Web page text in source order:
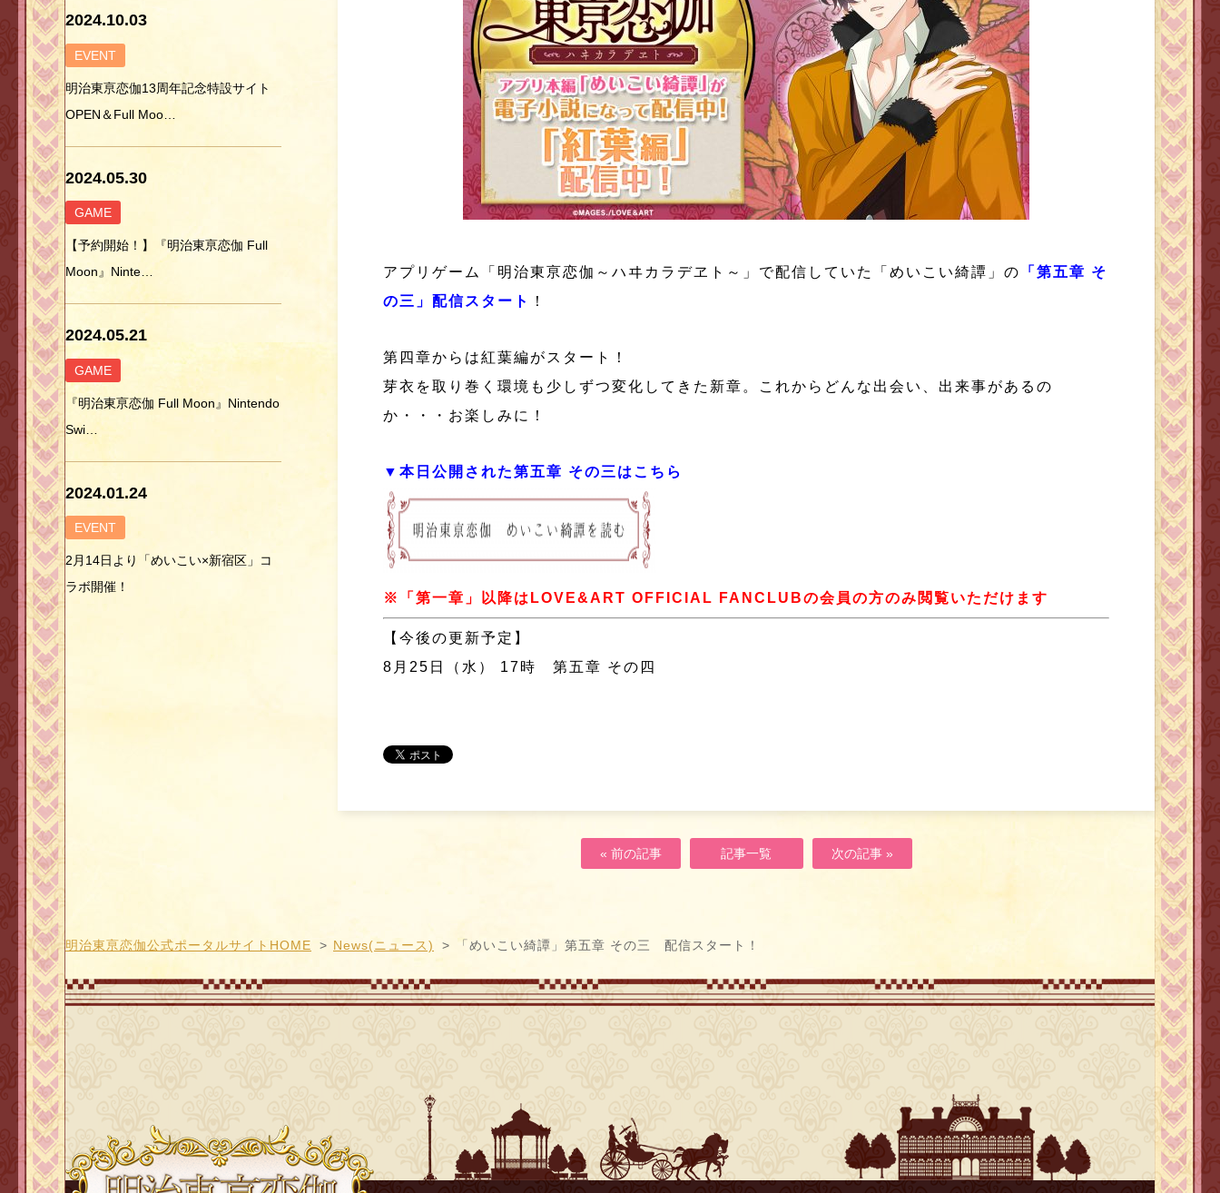
アプリゲーム「明治東亰恋伽～ハヰカラデヱト～」で配信していた「めいこい綺譚」の
「第五章 そ
の三」配信スタート
！
第四章からは紅葉編がスタート！
芽衣を取り巻く環境も少しずつ変化してきた新章。これからどんな出会い、出来事があるの
か・・・お楽しみに！
▼本日公開された第五章 その三はこちら
※「第一章」以降はLOVE&ART OFFICIAL FANCLUBの会員の方のみ閲覧いただけます
【今後の更新予定】
8月25日（水） 17時 第五章 その四
« 前の記事 記事一覧 次の記事 »
2024.10.03
EVENT
明治東亰恋伽13周年記念特設サイト
OPEN＆Full Moo…
2024.05.30
GAME
【予約開始！】『明治東亰恋伽 Full
Moon』Ninte…
2024.05.21
GAME
『明治東亰恋伽 Full Moon』Nintendo
Swi…
2024.01.24
EVENT
2月14日より「めいこい×新宿区」コ
ラボ開催！
明治東亰恋伽公式ポータルサイトHOME News(ニュース) 「めいこい綺譚」第五章 その三 配信スタート！